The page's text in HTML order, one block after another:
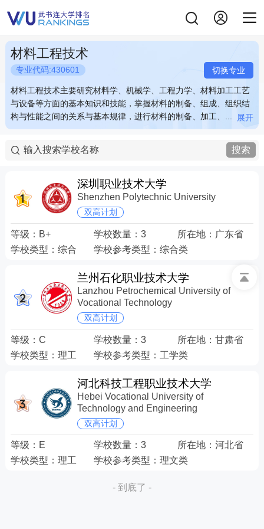
材料工程技术
专业代码:430601 切换专业
材料工程技术主要研究材料学、机械学、工程力学、材料加工工艺
与设备等方面的基本知识和技能，掌握材料的制备、组成、组织结
构与性能之间的关系与基本规律，进行材料的制备、加工、...
材料工程技术主要研究材料学、机械学、工程力学、材料加工工艺
与设备等方面的基本知识和技能，掌握材料的制备、组成、组织结
构与性能之间的关系与基本规律，进行材料的制备、加工、塑型、
零件的生产加工，零件模具的设计与塑性成型等。 关键词：锻造
冲压 零件 模具
展开
材料工程技术主要研究材料学、机械学、工程力学、材料加工工艺
与设备等方面的基本知识和技能，掌握材料的制备、组成、组织结
构与性能之间的关系与基本规律，进行材料的制备、加工、...
材料工程技术主要研究材料学、机械学、工程力学、材料加工工艺
与设备等方面的基本知识和技能，掌握材料的制备、组成、组织结
构与性能之间的关系与基本规律，进行材料的制备、加工、塑型、
零件的生产加工，零件模具的设计与塑性成型等。 关键词：锻造
冲压 零件 模具
展开
搜索
深圳职业技术大学
Shenzhen Polytechnic University
双高计划
等级： B+ 学校数量：3 所在地： 广东省
学校类型： 综合 学校参考类型：综合类
兰州石化职业技术大学
Lanzhou Petrochemical University of
Vocational Technology
双高计划
等级： C 学校数量：3 所在地： 甘肃省
学校类型： 理工 学校参考类型： 工学类
河北科技工程职业技术大学
Hebei Vocational University of
Technology and Engineering
双高计划
等级： E 学校数量：3 所在地： 河北省
学校类型： 理工 学校参考类型：理文类
- 到底了 -